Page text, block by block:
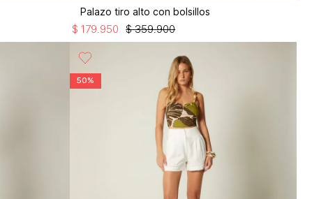
Palazo tiro alto con bolsillos
$ 359.900
$ 179.950
50%